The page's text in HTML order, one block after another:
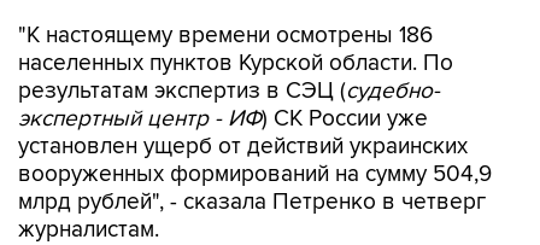
"К настоящему времени осмотрены 186
населенных пунктов Курской области. По
результатам экспертиз в СЭЦ (судебно-
экспертный центр - ИФ) СК России уже
установлен ущерб от действий украинских
вооруженных формирований на сумму 504,9
млрд рублей", - сказала Петренко в четверг
журналистам.